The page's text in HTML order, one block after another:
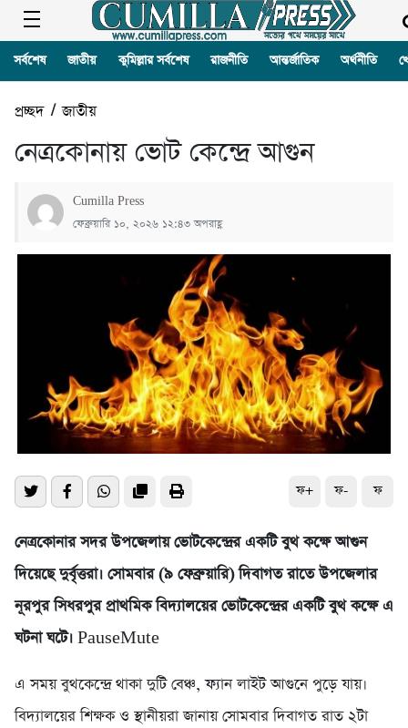
সর্বশেষ জাতীয় কুমিল্লার সর্বশেষ রাজনীতি আন্তর্জাতিক অর্থনীতি
প্রচ্ছদ/জাতীয়
নেত্রকোনায় ভোট কেন্দ্রে আগুন
Cumilla Press
ফেব্রুয়ারি ১০, ২০২৬ ১২:৪৩ অপরাহ্ণ
ফ+ ফ- ফ
নেত্রকোনার সদর উপজেলায় ভোটকেন্দ্রের একটি বুথ কক্ষে আগুন
দিয়েছে দুর্বৃত্তরা। সোমবার (৯ ফেব্রুয়ারি) দিবাগত রাতে উপজেলার
নূরপুর সিধরপুর প্রাথমিক বিদ্যালয়ের ভোটকেন্দ্রের একটি বুথ কক্ষে এ
ঘটনা ঘটে। PauseMute
এ সময় বুথকেন্দ্রে থাকা দুটি বেঞ্চ, ফ্যান লাইট আগুনে পুড়ে যায়।
বিদ্যালয়ের শিক্ষক ও স্থানীয়রা জানায় সোমবার দিবাগত রাত ২টা